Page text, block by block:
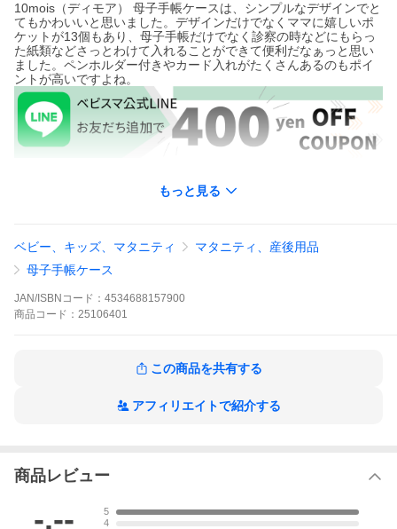
10mois（ディモア） 母子手帳ケースは、シンプルなデザインでと
てもかわいいと思いました。デザインだけでなくママに嬉しいポ
ケットが13個もあり、母子手帳だけでなく診察の時などにもらっ
た紙類などさっとわけて入れることができて便利だなぁっと思い
ました。ペンホルダー付きやカード入れがたくさんあるのもポイ
ントが高いですよね。
もっと見る
ベビー、キッズ、マタニティ
マタニティ、産後用品
母子手帳ケース
JAN/ISBNコード： 4534688157900
商品 コード： 25106401
この商品を共有する
アフィリエイトで紹介する
商品レビュー
-.--
5
4